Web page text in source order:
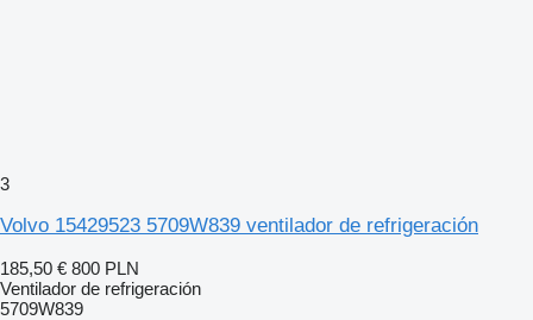
3
Volvo 15429523 5709W839 ventilador de refrigeración
185,50 € 800 PLN
Ventilador de refrigeración
5709W839